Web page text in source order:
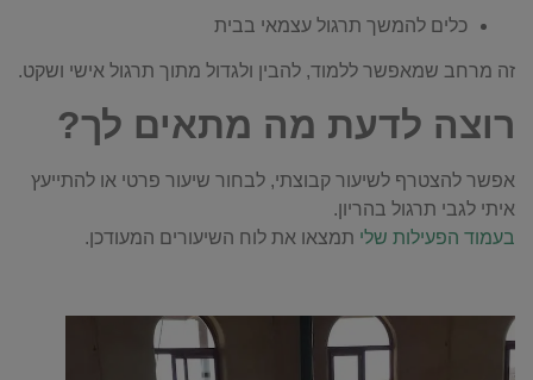
כלים להמשך תרגול עצמאי בבית
זה מרחב שמאפשר ללמוד, להבין ולגדול מתוך תרגול אישי ושקט.
רוצה לדעת מה מתאים לך?
אפשר להצטרף לשיעור קבוצתי, לבחור שיעור פרטי או להתייעץ
איתי לגבי תרגול בהריון.
בעמוד הפעילות שלי תמצאו את לוח השיעורים המעודכן.